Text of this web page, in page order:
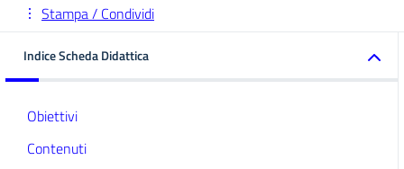
Stampa / Condividi
Indice Scheda Didattica
Obiettivi
Contenuti